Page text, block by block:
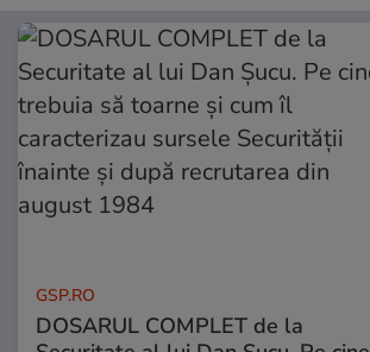
GSP.RO
DOSARUL COMPLET de la